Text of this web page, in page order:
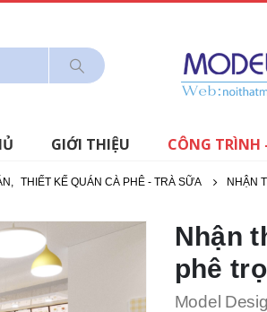
GIỚI THIỆU CÔNG TRÌNH
, THIẾT KẾ QUÁN CÀ PHÊ - TRÀ SỮA NHẬN
Nhận
phê
Model